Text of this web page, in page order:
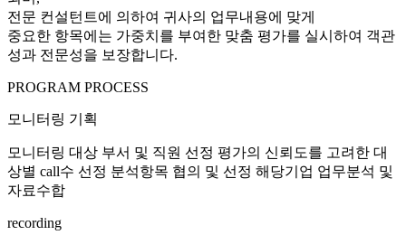
전문 컨설턴트에 의하여 귀사의 업무내용에 맞게
중요한 항목에는 가중치를 부여한 맞춤 평가를 실시하여 객관
성과 전문성을 보장합니다.
PROGRAM PROCESS
모니터링 기획
모니터링 대상 부서 및 직원 선정 평가의 신뢰도를 고려한 대
상별 call수 선정 분석항목 협의 및 선정 해당기업 업무분석 및
자료수합
recording